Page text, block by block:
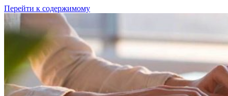
Перейти к содержимому